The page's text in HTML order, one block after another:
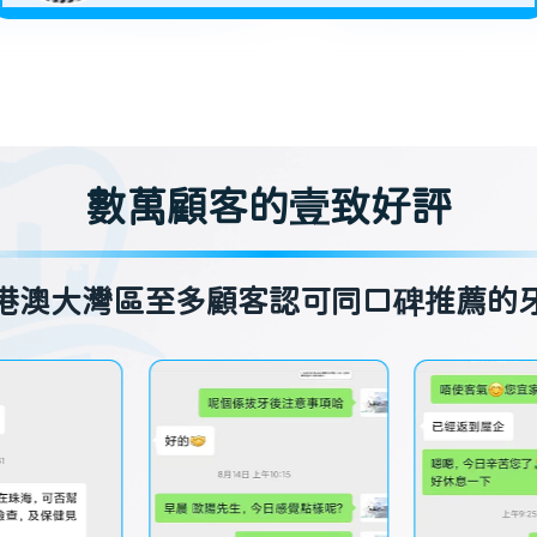
數萬顧客的壹致好評
澳大灣區至多顧客認可同口碑推薦的